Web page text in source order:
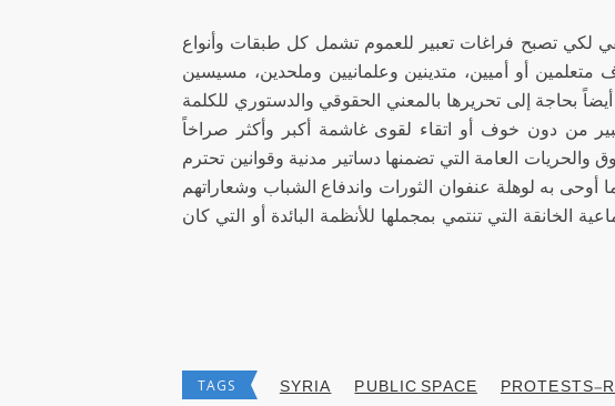
لكي تصبح فراغات تعبير للعموم تشمل كل طبقات وأنواع
متعلمين أو أميين، متدينين وعلمانيين وملحدين، مسيسين
بحاجة إلى تحريرها بالمعني الحقوقي والدستوري للكلمة
من دون خوف أو اتقاء لقوى غاشمة أكبر وأكثر صراخاً
العامة التي تضمنها دساتير مدنية وقوانين تحترم
به لوهلة عنفوان الثورات واندفاع الشباب وشعاراتهم
الخانقة التي تنتمي بمجملها للأنظمة البائدة أو التي كان
TAGS SYRIA PUBLIC SPACE PROTESTS-